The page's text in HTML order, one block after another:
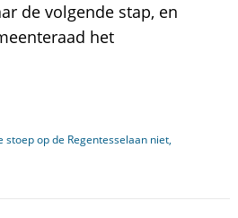
de volgende stap, en
het
stoep op de Regentesselaan niet,